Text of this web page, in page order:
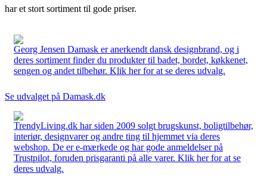
har et stort sortiment til gode priser.
Georg Jensen Damask er anerkendt dansk designbrand, og i
deres sortiment finder du produkter til badet, bordet, køkkenet,
sengen og andet tilbehør. Klik her for at se deres udvalg.
Se udvalget på Damask.dk
TrendyLiving.dk har siden 2009 solgt brugskunst, boligtilbehør,
interiør, designvarer og andre ting til hjemmet via deres
webshop. De er e-mærkede og har gode anmeldelser på
Trustpilot, foruden prisgaranti på alle varer. Klik her for at se
deres udvalg.